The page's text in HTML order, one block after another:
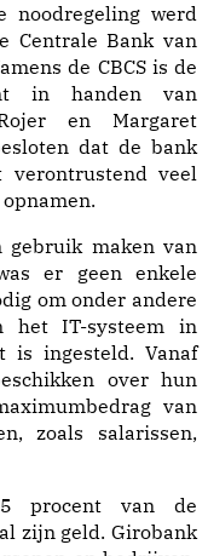
noodregeling werd
Centrale Bank van
de CBCS is de
in handen van
en Margaret
dat de bank
veel
gebruik maken van
er geen enkele
om onder andere
het IT-systeem in
is ingesteld. Vanaf
over hun
van
zoals salarissen,
procent van de
zijn geld. Girobank